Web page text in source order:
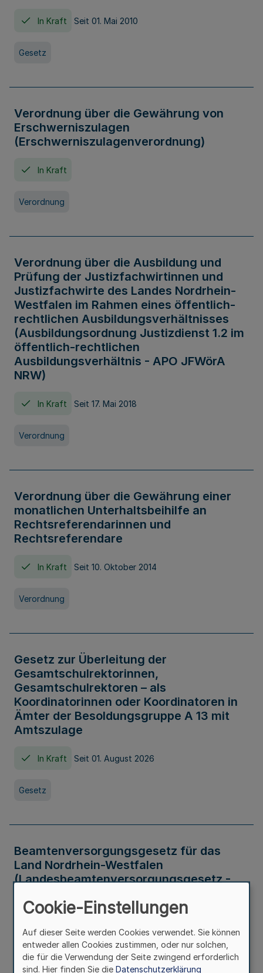
In Kraft Seit 01. Mai 2010
Gesetz
Verordnung über die Gewährung von
Erschwerniszulagen
(Erschwerniszulagenverordnung)
In Kraft
Verordnung
Verordnung über die Ausbildung und
Prüfung der Justizfachwirtinnen und
Justizfachwirte des Landes Nordrhein-
Westfalen im Rahmen eines öffentlich-
rechtlichen Ausbildungsverhältnisses
(Ausbildungsordnung Justizdienst 1.2 im
öffentlich-rechtlichen
Ausbildungsverhältnis - APO JFWörA
NRW)
In Kraft Seit 17. Mai 2018
Verordnung
Verordnung über die Gewährung einer
monatlichen Unterhaltsbeihilfe an
Rechtsreferendarinnen und
Rechtsreferendare
In Kraft Seit 10. Oktober 2014
Verordnung
Gesetz zur Überleitung der
Gesamtschulrektorinnen,
Gesamtschulrektoren – als
Koordinatorinnen oder Koordinatoren in
Ämter der Besoldungsgruppe A 13 mit
Amtszulage
In Kraft Seit 01. August 2026
Gesetz
Beamtenversorgungsgesetz für das
Land Nordrhein-Westfalen
(Landesbeamtenversorgungsgesetz -
Gesetz
Cookie-Einstellungen
Auf dieser Seite werden Cookies verwendet. Sie können
entweder allen Cookies zustimmen, oder nur solchen,
die für die Verwendung der Seite zwingend erforderlich
sind. Hier finden Sie die Datenschutzerklärung